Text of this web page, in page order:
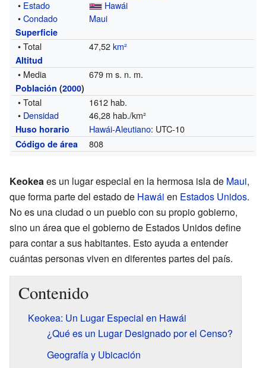
• Estado
Hawái
•Condado Maui
Superficie
• Total 47,52km²
Altitud
• Media 679 m s. n. m.
Población (2000)
• Total
1612 hab.
• Densidad 46,28 hab./km²
Huso horario Hawái-Aleutiano: UTC-10
Código de área 808
Keokeaes un lugar especial en la hermosa isla de Maui,
que forma parte del estado de Hawái en Estados Unidos.
No es una ciudad o un pueblo con su propio gobierno,
sino un área que el gobierno de Estados Unidos define
para contar a sus habitantes. Esto ayuda a entender
cuántas personas viven en diferentes partes del país.
Contenido
Keokea: Un Lugar Especial en Hawái
¿Qué es un Lugar Designado por el Censo?
Geografía y Ubicación